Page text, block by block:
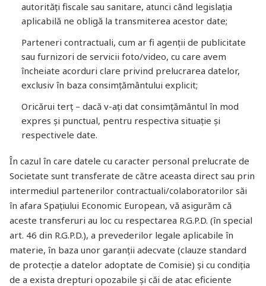
autorități fiscale sau sanitare, atunci când legislația
aplicabilă ne obligă la transmiterea acestor date;
Parteneri contractuali, cum ar fi agenții de publicitate
sau furnizori de servicii foto/video, cu care avem
încheiate acorduri clare privind prelucrarea datelor,
exclusiv în baza consimțământului explicit;
Oricărui terț – dacă v-ați dat consimțământul în mod
expres și punctual, pentru respectiva situație și
respectivele date.
În cazul în care datele cu caracter personal prelucrate de
Societate sunt transferate de către aceasta direct sau prin
intermediul partenerilor contractuali/colaboratorilor săi
în afara Spațiului Economic European, vă asigurăm că
aceste transferuri au loc cu respectarea R.G.P.D. (în special
art. 46 din R.G.P.D.), a prevederilor legale aplicabile în
materie, în baza unor garanții adecvate (clauze standard
de protecție a datelor adoptate de Comisie) și cu condiția
de a exista drepturi opozabile și căi de atac eficiente